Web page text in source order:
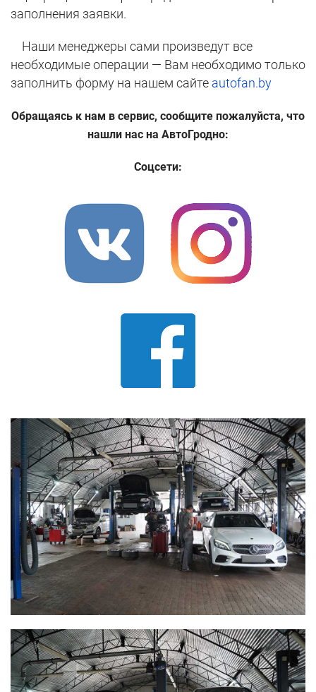
заполнения заявки.
Наши менеджеры сами произведут все
необходимые операции — Вам необходимо только
заполнить форму на нашем сайте autofan.by
Обращаясь к нам в сервис, сообщите пожалуйста, что
нашли нас на АвтоГродно:
Соцсети: